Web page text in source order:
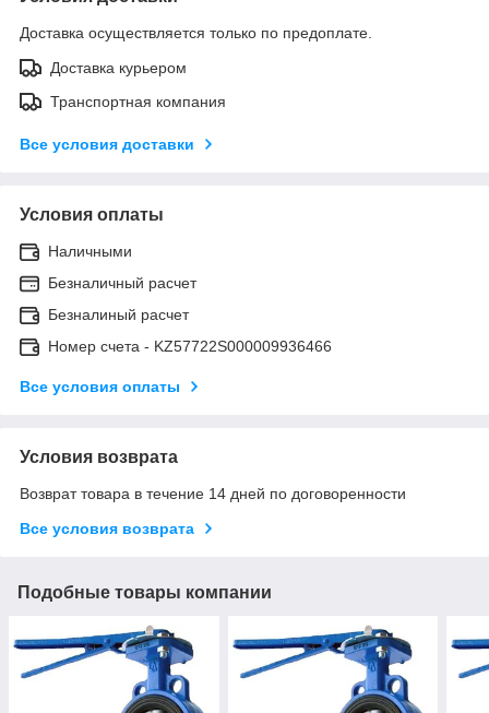
Доставка осуществляется только по предоплате.
Доставка курьером
Транспортная компания
Все условия доставки
Условия оплаты
Наличными
Безналичный расчет
Безналиный расчет
Номер счета - KZ57722S000009936466
Все условия оплаты
Условия возврата
Возврат товара в течение 14 дней по договоренности
Все условия возврата
Подобные товары компании